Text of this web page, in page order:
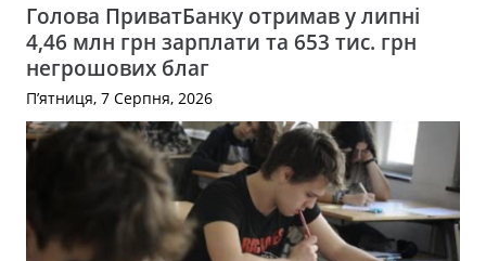
Голова ПриватБанку отримав у липні
4,46 млн грн зарплати та 653 тис. грн
негрошових благ
П’ятниця, 7 Серпня, 2026